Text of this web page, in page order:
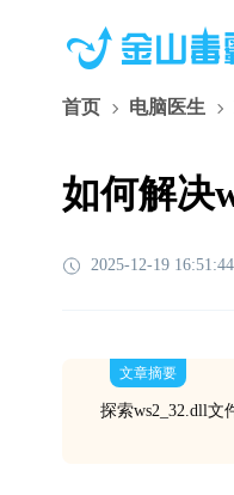
首页 电脑医生
如何解决
2025-12-19 16:51:44
文章摘要
探索ws2_32.dll文